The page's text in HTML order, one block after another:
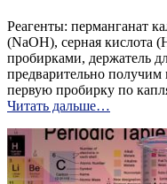
Реагенты: перманганат
(NaOH), серная кислота
пробирками, держатель
предварительно получим
первую пробирку по
Читать дальше…